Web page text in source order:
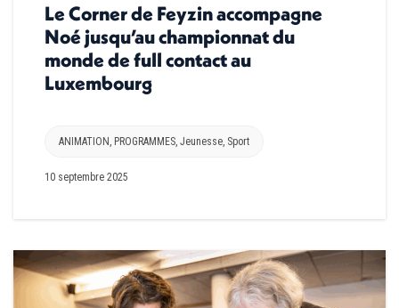
Le Corner de Feyzin accompagne
Noé jusqu’au championnat du
monde de full contact au
Luxembourg
ANIMATION , PROGRAMMES, Jeunesse, Sport
10 septembre 2025